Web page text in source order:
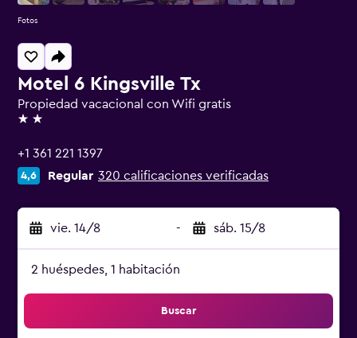
Motel 6 Kingsville Tx
Propiedad vacacional con Wifi gratis
2 estrellas
+1 361 221 1397
4,6 Regular 320 calificaciones verificadas
vie. 14/8 - sáb. 15/8
2 huéspedes, 1 habitación
Buscar
Fotos